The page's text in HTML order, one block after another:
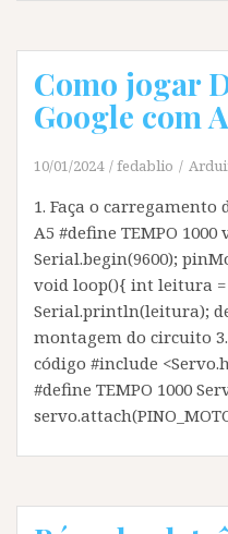
Como jogar
Google com
10/01/2024 fedablio
1. Faça o carregamento
A5 #define TEMPO
Serial.begin(9600);
void loop(){ int leitura =
Serial.println(leitura);
montagem do circuito
código #include
#define TEMPO 1000